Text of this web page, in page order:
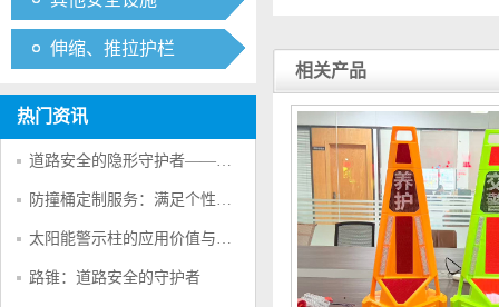
伸缩、推拉护栏
热门资讯
道路安全的隐形守护者——防撞桶的多重防护作用
防撞桶定制服务：满足个性化交通安全需求的创新方案
太阳能警示柱的应用价值与产品特点
路锥：道路安全的守护者
相关产品